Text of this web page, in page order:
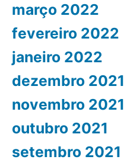
março 2022
fevereiro 2022
janeiro 2022
dezembro 2021
novembro 2021
outubro 2021
setembro 2021